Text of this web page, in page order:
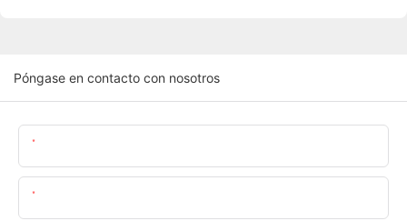
Póngase en contacto con nosotros